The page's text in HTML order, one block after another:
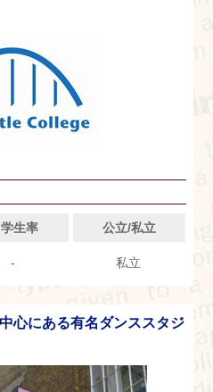
生率
公立/私立
- 私立
心にある有名ダンススタジ